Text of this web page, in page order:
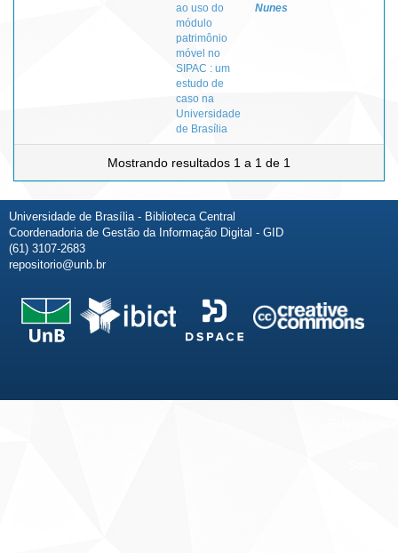
ao uso do
módulo
patrimônio
móvel no
SIPAC : um
estudo de
caso na
Universidade
de Brasília
Nunes
Mostrando resultados 1 a 1 de 1
Universidade de Brasília - Biblioteca Central
Coordenadoria de Gestão da Informação Digital - GID
(61) 3107-2683
repositorio@unb.br